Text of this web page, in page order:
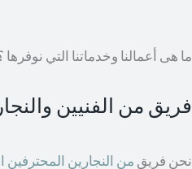
ما هى أعمالنا وخدماتنا التي نوفرها
فريق من الفنيين
نحن فريق من النجارين